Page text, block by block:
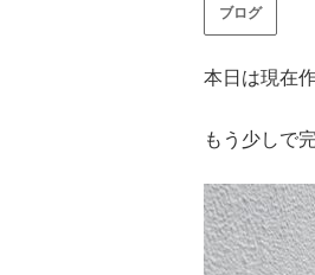
ブログ
本日は現在
もう少しで